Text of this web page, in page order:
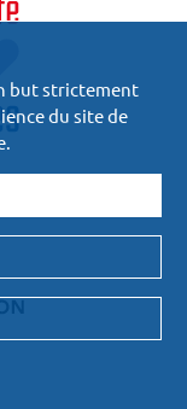
but strictement
du site de